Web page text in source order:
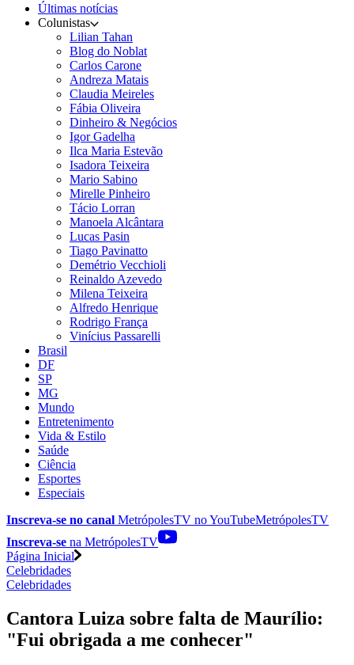
Últimas notícias
Colunistas
Lilian Tahan
Blog do Noblat
Carlos Carone
Andreza Matais
Claudia Meireles
Fábia Oliveira
Dinheiro & Negócios
Igor Gadelha
Ilca Maria Estevão
Isadora Teixeira
Mario Sabino
Mirelle Pinheiro
Tácio Lorran
Manoela Alcântara
Lucas Pasin
Tiago Pavinatto
Demétrio Vecchioli
Reinaldo Azevedo
Milena Teixeira
Alfredo Henrique
Rodrigo França
Vinícius Passarelli
Brasil
DF
SP
MG
Mundo
Entretenimento
Vida & Estilo
Saúde
Ciência
Esportes
Especiais
Inscreva-se no canal MetrópolesTV noYouTubeMetrópolesTV
Inscreva-se na MetrópolesTV
Página Inicial
Celebridades
Celebridades
Cantora Luiza sobre falta de Maurílio:
"Fui obrigada a me conhecer"